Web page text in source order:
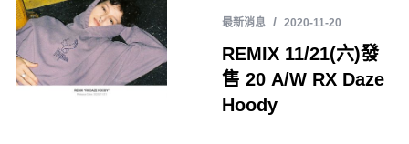
最新消息 2020-11-20
REMIX 11/21(六)發
售 20 A/W RX Daze
Hoody